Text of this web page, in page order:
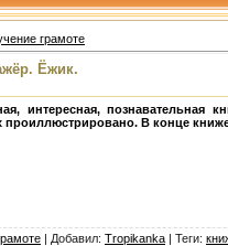
грамоте
Ёжик.
интересная,
проиллюстрировано. В конце
| Добавил: Tropikanka | Теги: